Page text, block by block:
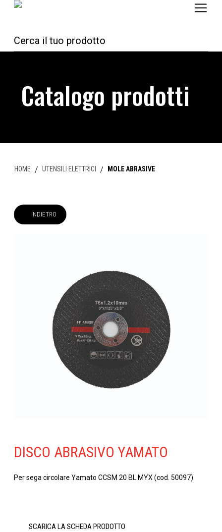
Catalogo prodotti
HOME /UTENSILI ELETTRICI / MOLE ABRASIVE
INDIETRO
DISCO ABRASIVO YAMATO
Per sega circolare Yamato CCSM 20 BL MYX (cod. 50097)
SCARICA LA SCHEDA PRODOTTO